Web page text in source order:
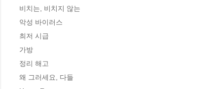
비치는, 비치지 않는
악성 바이러스
최저 시급
가방
정리 해고
왜 그러세요, 다들